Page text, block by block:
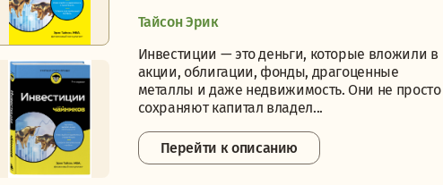
Тайсон Эрик
Инвестиции — это деньги, которые вложили в
акции, облигации, фонды, драгоценные
металлы и даже недвижимость. Они не просто
сохраняют капитал владел...
Перейти к описанию